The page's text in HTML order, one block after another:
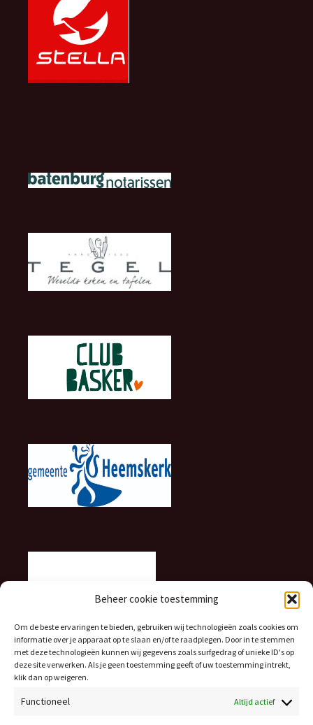
Beheer cookie toestemming
Om de beste ervaringen te bieden, gebruiken wij technologieën zoals cookies om
informatie over je apparaat op te slaan en/of te raadplegen. Door in te stemmen
met deze technologieën kunnen wij gegevens zoals surfgedrag of unieke ID's op
deze site verwerken. Als je geen toestemming geeft of uw toestemming intrekt,
klik dan op weigeren.
Functioneel Altijd actief